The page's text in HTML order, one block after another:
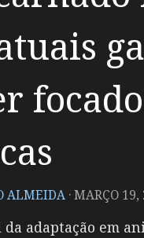
ALMEIDA ·MARÇO 19,
adaptação em